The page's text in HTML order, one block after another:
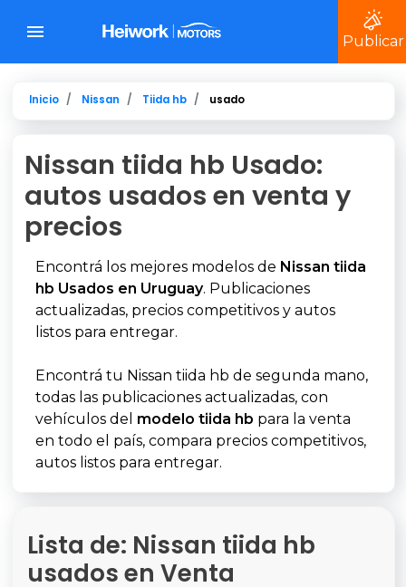
Publicar
Inicio Nissan Tiida hb usado
Nissan tiida hb Usado:
autos usados en venta y
precios
Encontrá los mejores modelos de Nissan tiida
hb Usados en Uruguay. Publicaciones
actualizadas, precios competitivos y autos
listos para entregar.
Encontrá tu Nissan tiida hb de segunda mano,
todas las publicaciones actualizadas, con
vehículos del modelo tiida hb para la venta
en todo el país, compara precios competitivos,
autos listos para entregar.
Lista de: Nissan tiida hb
usados en Venta